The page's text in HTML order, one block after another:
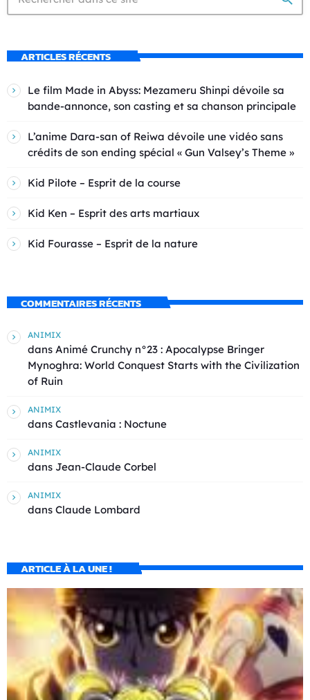
ARTICLES RÉCENTS
Le film Made in Abyss: Mezameru Shinpi dévoile sa
bande-annonce, son casting et sa chanson principale
L’anime Dara-san of Reiwa dévoile une vidéo sans
crédits de son ending spécial « Gun Valsey’s Theme »
Kid Pilote – Esprit de la course
Kid Ken – Esprit des arts martiaux
Kid Fourasse – Esprit de la nature
COMMENTAIRES RÉCENTS
ANIMIX
dans Animé Crunchy n°23 : Apocalypse Bringer
Mynoghra: World Conquest Starts with the Civilization
of Ruin
ANIMIX
dans Castlevania : Noctune
ANIMIX
dans Jean-Claude Corbel
ANIMIX
dans Claude Lombard
ARTICLE À LA UNE !